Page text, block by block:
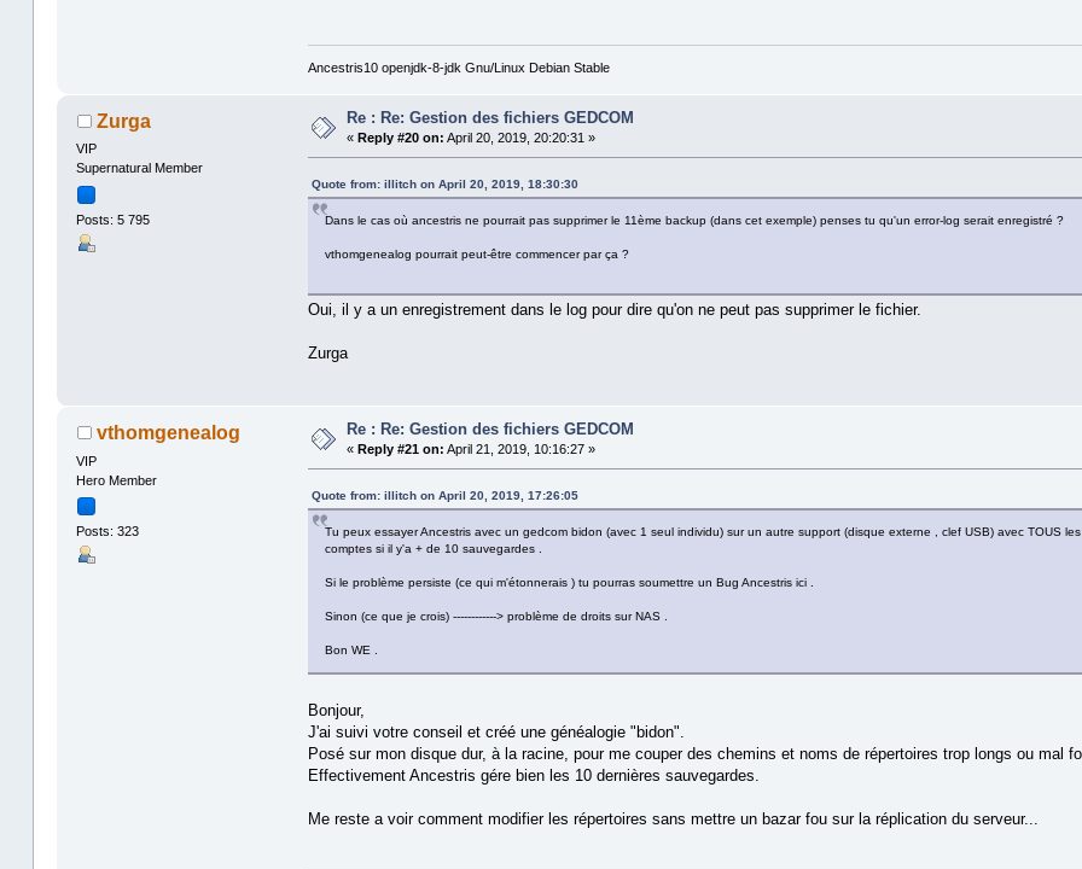
Ancestris10 openjdk-8-jdk Gnu/Linux Debian Stable
Zurga
VIP
Supernatural Member
Posts: 5 795
Re : Re: Gestion des fichiers GEDCOM
«Reply #20 on: April 20, 2019, 20:20:31 »
Quote from: illitch on April 20, 2019, 18:30:30
Dans le cas où ancestris ne pourrait pas supprimer le 11ème backup (dans cet exemple) penses tu qu'un error-log serait enregistré ?
vthomgenealog pourrait peut-être commencer par ça ?
Oui, il y a un enregistrement dans le log pour dire qu'on ne peut pas supprimer le fichier.
Zurga
vthomgenealog
VIP
Hero Member
Posts: 323
Re : Re: Gestion des fichiers GEDCOM
«Reply #21 on: April 21, 2019, 10:16:27 »
Quote from: illitch on April 20, 2019, 17:26:05
Tu peux essayer Ancestris avec un gedcom bidon (avec 1 seul individu) sur un autre support (disque externe , clef USB) avec TOUS
comptes si il y'a + de 10 sauvegardes .
Si le problème persiste (ce qui m'étonnerais ) tu pourras soumettre un Bug Ancestris ici .
Sinon (ce que je crois) ------------> problème de droits sur NAS .
Bon WE .
Bonjour,
J'ai suivi votre conseil et créé une généalogie "bidon".
Posé sur mon disque dur, à la racine, pour me couper des chemins et noms de répertoires trop longs ou mal
Effectivement Ancestris gére bien les 10 dernières sauvegardes.
Me reste a voir comment modifier les répertoires sans mettre un bazar fou sur la réplication du serveur...